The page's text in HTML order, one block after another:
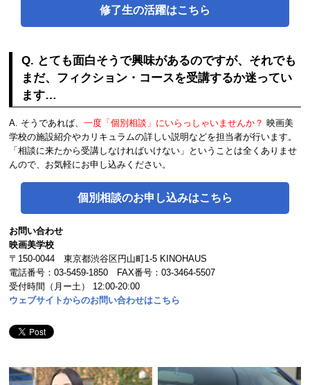
修了生の活躍はこちら
Q. とても面白そうで興味があるのですが、それでも
まだ、フィクション・コースを受講するか迷ってい
ます…
A. そうであれば、一度「個別相談」にいらっしゃいませんか？ 映画美
学校の施設紹介やカリキュラムの詳しい説明などを担当者が行います。
「相談に来たから受講しなければいけない」ということは全くありませ
んので、お気軽にお申し込みください。
個別相談のお申し込みはこちら
お問い合わせ
映画美学校
〒150-0044 東京都渋谷区円山町1-5 KINOHAUS
電話番号：03-5459-1850 FAX番号：03-3464-5507
受付時間（月ー土） 12:00-20:00
ウェブサイトからのお問い合わせはこちら